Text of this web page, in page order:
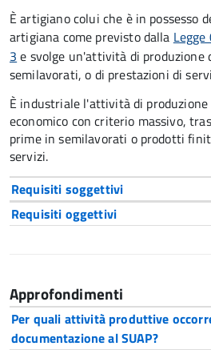
È artigiano colui che è in possesso
artigiana come previsto dalla
3 e svolge un'attività di produzione
semilavorati, o di prestazioni di
È industriale l'attività di
economico con criterio massivo,
prime in semilavorati o prodotti
servizi.
Requisiti soggettivi
Requisiti oggettivi
Approfondimenti
Per quali attività produttive
documentazione al SUAP?